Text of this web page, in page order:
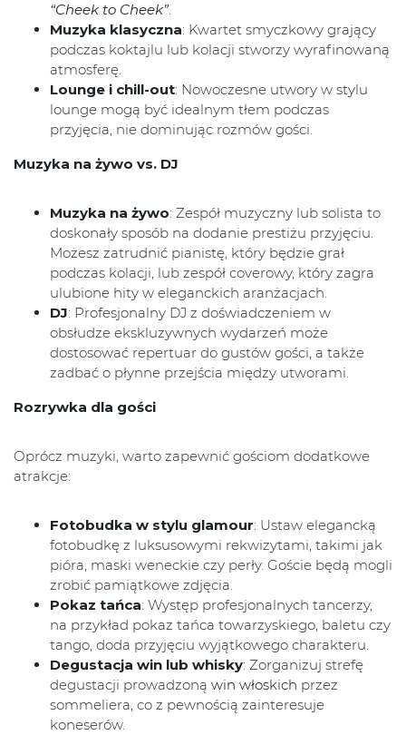
“Cheek to Cheek”.
Muzyka klasyczna: Kwartet smyczkowy grający
podczas koktajlu lub kolacji stworzy wyrafinowaną
atmosferę.
Lounge i chill-out: Nowoczesne utwory w stylu
lounge mogą być idealnym tłem podczas
przyjęcia, nie dominując rozmów gości.
Muzyka na żywo vs. DJ
Muzyka na żywo: Zespół muzyczny lub solista to
doskonały sposób na dodanie prestiżu przyjęciu.
Możesz zatrudnić pianistę, który będzie grał
podczas kolacji, lub zespół coverowy, który zagra
ulubione hity w eleganckich aranżacjach.
DJ: Profesjonalny DJ z doświadczeniem w
obsłudze ekskluzywnych wydarzeń może
dostosować repertuar do gustów gości, a także
zadbać o płynne przejścia między utworami.
Rozrywka dla gości
Oprócz muzyki, warto zapewnić gościom dodatkowe
atrakcje:
Fotobudka w stylu glamour: Ustaw elegancką
fotobudkę z luksusowymi rekwizytami, takimi jak
pióra, maski weneckie czy perły. Goście będą mogli
zrobić pamiątkowe zdjęcia.
Pokaz tańca: Występ profesjonalnych tancerzy,
na przykład pokaz tańca towarzyskiego, baletu czy
tango, doda przyjęciu wyjątkowego charakteru.
Degustacja win lub whisky: Zorganizuj strefę
degustacji prowadzoną win włoskich przez
sommeliera, co z pewnością zainteresuje
koneserów.